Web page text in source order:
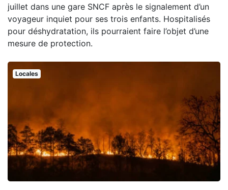
juillet dans une gare SNCF après le signalement d’un
voyageur inquiet pour ses trois enfants. Hospitalisés
pour déshydratation, ils pourraient faire l’objet d’une
mesure de protection.
Locales